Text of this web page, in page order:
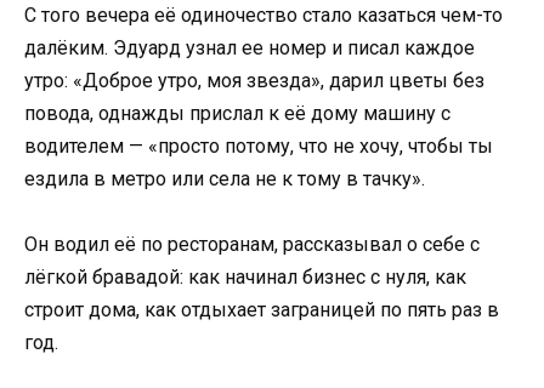
С того вечера её одиночество стало казаться чем-то
далёким. Эдуард узнал ее номер и писал каждое
утро: «Доброе утро, моя звезда», дарил цветы без
повода, однажды прислал к её дому машину с
водителем — «просто потому, что не хочу, чтобы ты
ездила в метро или села не к тому в тачку».
Он водил её по ресторанам, рассказывал о себе с
лёгкой бравадой: как начинал бизнес с нуля, как
строит дома, как отдыхает заграницей по пять раз в
год.